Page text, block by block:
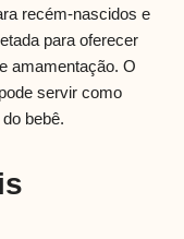
recém-nascidos e
para oferecer
amamentação. O
servir como
bebê.